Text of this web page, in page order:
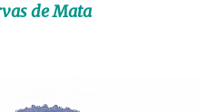
de Mata